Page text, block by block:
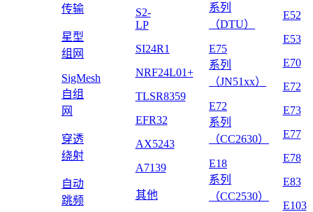
传输
星型
组网
SigMesh
自组
网
穿透
绕射
自动
跳频
S2-
LP
SI24R1
NRF24L01+
TLSR8359
EFR32
AX5243
A7139
其他
系列
（DTU）
E75
系列
（JN51xx）
E72
系列
（CC2630）
E18
系列
（CC2530）
E52
E53
E70
E72
E73
E77
E78
E83
E103